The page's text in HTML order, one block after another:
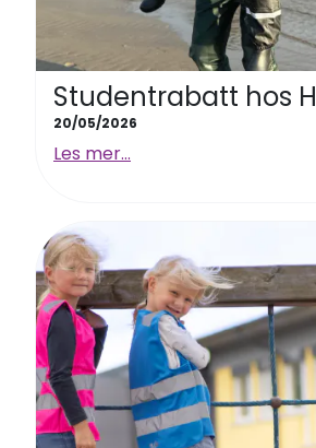
Studentrabatt hos
20/05/2026
Les mer...